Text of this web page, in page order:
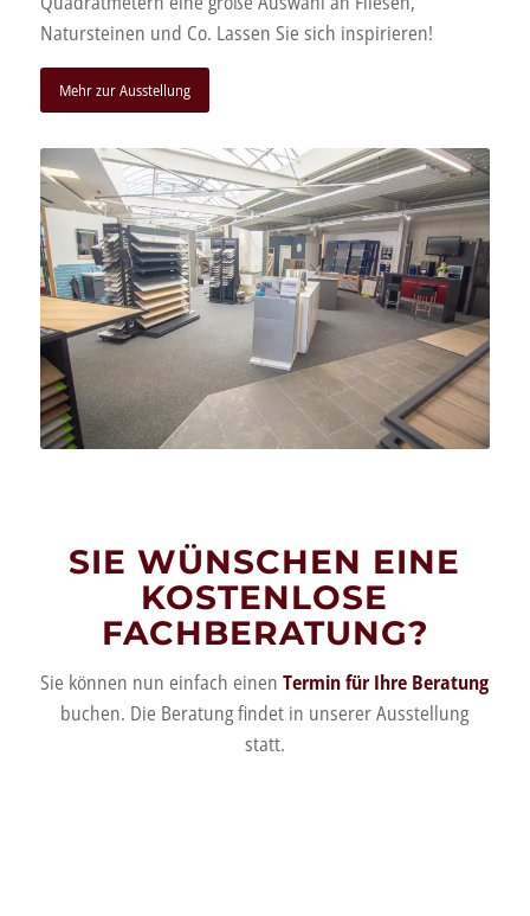
Natursteinen und Co. Lassen Sie sich inspirieren!
Mehr zur Ausstellung
SIE WÜNSCHEN EINE
KOSTENLOSE
FACHBERATUNG?
Sie können nun einfach einenTermin für Ihre Beratung
buchen. Die Beratung findet in unserer Ausstellung
statt.